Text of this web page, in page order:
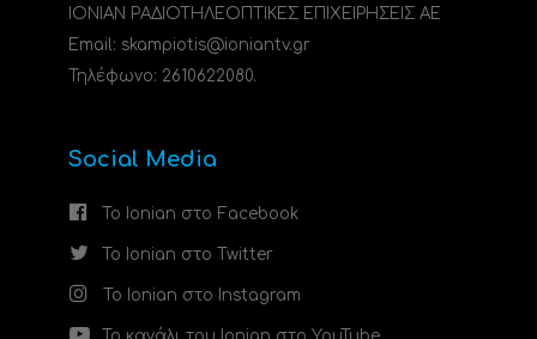
ΙΟΝΙΑΝ ΡΑΔΙΟΤΗΛΕΟΠΤΙΚΕΣ ΕΠΙΧΕΙΡΗΣΕΙΣ ΑΕ
Email: skampiotis@ioniantv.gr
Τηλέφωνο: 2610622080.
Social Media
Το Ionian στο Facebook
Το Ionian στο Twitter
Το Ionian στο Instagram